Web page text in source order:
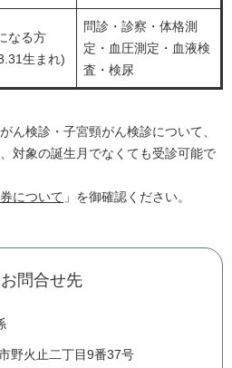
なる方
生まれ)
問診・診察・体格測
定・血圧測定・血液検
査・検尿
ん検診・子宮頸がん検診について、
対象の誕生月でなくても受診可能で
について 」を御確認ください。
問合せ先
野火止二丁目9番37号